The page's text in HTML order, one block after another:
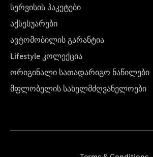
სერვისის პაკეტები
აქსესუარები
ავტომობილის გარანტია
Lifestyle კოლექცია
ორიგინალი სათადარიგო ნაწილები
მფლობელის სახელმძღვანელოები